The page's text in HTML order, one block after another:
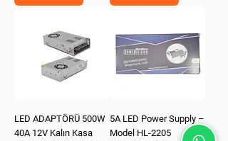
LED ADAPTÖRÜ 500W
40A 12V Kalın Kasa
5A LED Power Supply –
Model HL-2205